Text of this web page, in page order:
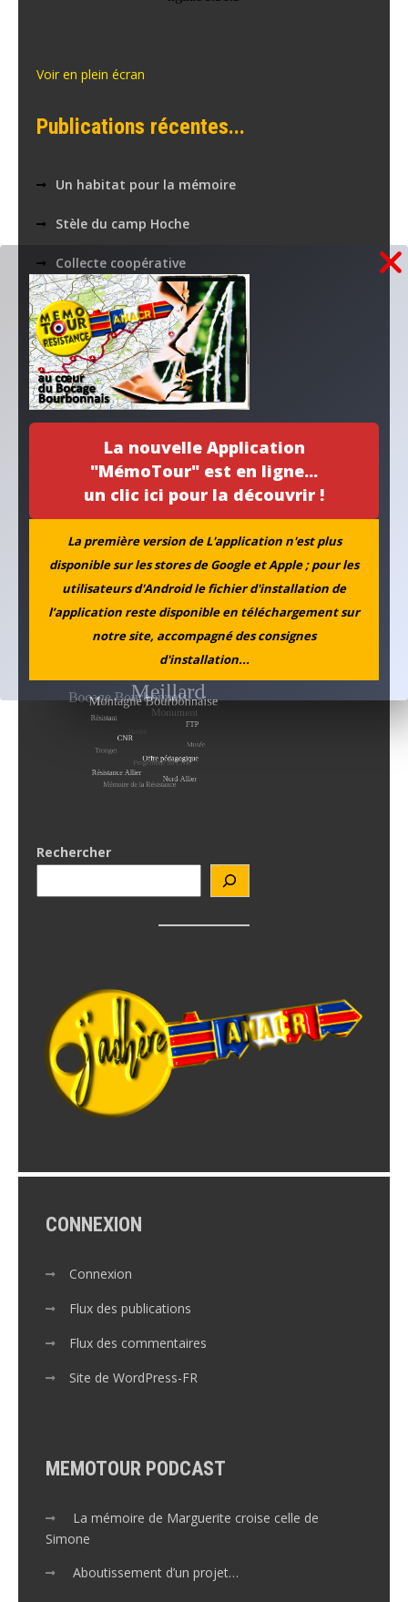
La nouvelle Application
"MémoTour" est en ligne...
un clic ici pour la découvrir !
La première version de L'application n'est plus
disponible sur les stores de Google et Apple ; pour les
utilisateurs d'Android le fichier d'installation de
l’application reste disponible en téléchargement sur
notre site, accompagné des consignes
d'installation...
Voir en plein écran
Publications récentes...
Un habitat pour la mémoire
Stèle du camp Hoche
Collecte coopérative
la PAIX à l’agenda
Nos applications numériques
MEMOTOUR PODCAST
La mémoire de Marguerite croise celle de Simone
Aboutissement d’un projet…
L’ANACR accompagne l’initiative de la municipalité de
Neuvy
Archives
Rechercher
CONNEXION
Connexion
Flux des publications
Flux des commentaires
Site de WordPress-FR
MEMOTOUR PODCAST
La mémoire de Marguerite croise celle de
Simone
Aboutissement d’un projet…